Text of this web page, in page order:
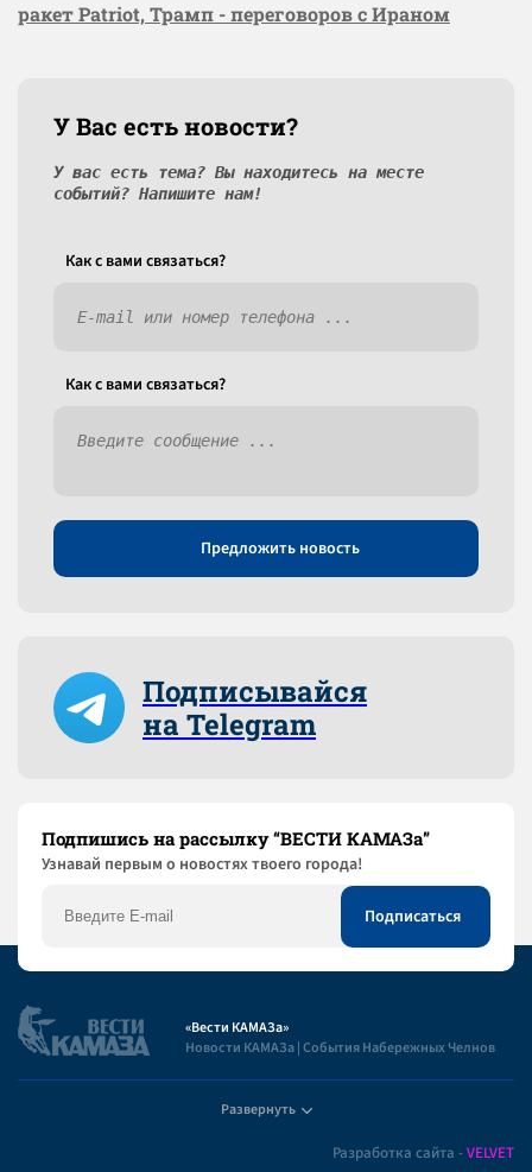
ракет Patriot, Трамп - переговоров с Ираном
У Вас есть новости?
У вас есть тема? Вы находитесь на месте
событий? Напишите нам!
Как c вами связаться?
Как c вами связаться?
Предложить новость
Подписывайся
на Telegram
Подпишись на рассылку “ВЕСТИ КАМАЗа”
Узнaвай первым о новостях твоего города!
«Вести КАМАЗа»
Новости КАМАЗа | События Набережных Челнов
Развернуть
Разработка сайта -VELVET